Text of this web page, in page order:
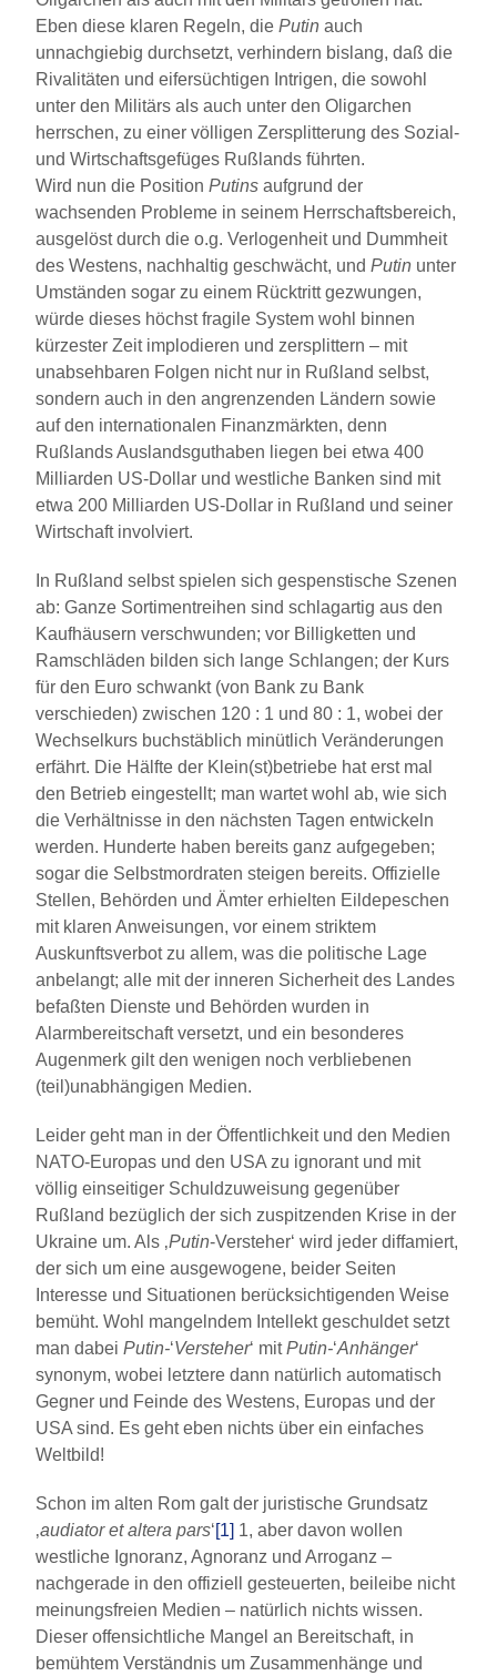
Eben diese klaren Regeln, diePutin auch
unnachgiebig durchsetzt, verhindern bislang, daß die
Rivalitäten und eifersüchtigen Intrigen, die sowohl
unter den Militärs als auch unter den Oligarchen
herrschen, zu einer völligen Zersplitterung des Sozial-
und Wirtschaftsgefüges Rußlands führten.
Wird nun die PositionPutins aufgrund der
wachsenden Probleme in seinem Herrschaftsbereich,
ausgelöst durch die o.g. Verlogenheit und Dummheit
des Westens, nachhaltig geschwächt, undPutin unter
Umständen sogar zu einem Rücktritt gezwungen,
würde dieses höchst fragile System wohl binnen
kürzester Zeit implodieren und zersplittern – mit
unabsehbaren Folgen nicht nur in Rußland selbst,
sondern auch in den angrenzenden Ländern sowie
auf den internationalen Finanzmärkten, denn
Rußlands Auslandsguthaben liegen bei etwa 400
Milliarden US-Dollar und westliche Banken sind mit
etwa 200 Milliarden US-Dollar in Rußland und seiner
Wirtschaft involviert.
In Rußland selbst spielen sich gespenstische Szenen
ab: Ganze Sortimentreihen sind schlagartig aus den
Kaufhäusern verschwunden; vor Billigketten und
Ramschläden bilden sich lange Schlangen; der Kurs
für den Euro schwankt (von Bank zu Bank
verschieden) zwischen 120 : 1 und 80 : 1, wobei der
Wechselkurs buchstäblich minütlich Veränderungen
erfährt. Die Hälfte der Klein(st)betriebe hat erst mal
den Betrieb eingestellt; man wartet wohl ab, wie sich
die Verhältnisse in den nächsten Tagen entwickeln
werden. Hunderte haben bereits ganz aufgegeben;
sogar die Selbstmordraten steigen bereits. Offizielle
Stellen, Behörden und Ämter erhielten Eildepeschen
mit klaren Anweisungen, vor einem striktem
Auskunftsverbot zu allem, was die politische Lage
anbelangt; alle mit der inneren Sicherheit des Landes
befaßten Dienste und Behörden wurden in
Alarmbereitschaft versetzt, und ein besonderes
Augenmerk gilt den wenigen noch verbliebenen
(teil)unabhängigen Medien.
Leider geht man in der Öffentlichkeit und den Medien
NATO-Europas und den USA zu ignorant und mit
völlig einseitiger Schuldzuweisung gegenüber
Rußland bezüglich der sich zuspitzenden Krise in der
Ukraine um. Als ‚Putin-Versteher‘ wird jeder diffamiert,
der sich um eine ausgewogene, beider Seiten
Interesse und Situationen berücksichtigenden Weise
bemüht. Wohl mangelndem Intellekt geschuldet setzt
man dabeiPutin-‘Versteher‘ mitPutin-‘Anhänger‘
synonym, wobei letztere dann natürlich automatisch
Gegner und Feinde des Westens, Europas und der
USA sind. Es geht eben nichts über ein einfaches
Weltbild!
Schon im alten Rom galt der juristische Grundsatz
‚audiator et altera pars‘[1] 1, aber davon wollen
westliche Ignoranz, Agnoranz und Arroganz –
nachgerade in den offiziell gesteuerten, beileibe nicht
meinungsfreien Medien – natürlich nichts wissen.
Dieser offensichtliche Mangel an Bereitschaft, in
bemühtem Verständnis um Zusammenhänge und